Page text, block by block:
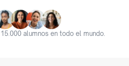
alumnos en todo el mundo.